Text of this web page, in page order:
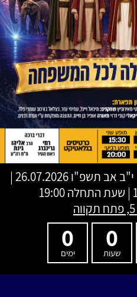
י"ב אב תשפ"ו
26.07.2026 |
0
שעות
0
ימים